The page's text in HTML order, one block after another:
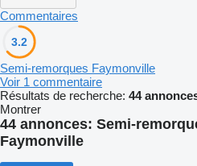
Commentaires
3.2
Semi-remorques Faymonville
Voir 1 commentaire
Résultats de recherche: 44
Montrer
44 annonces: Semi-
Faymonville